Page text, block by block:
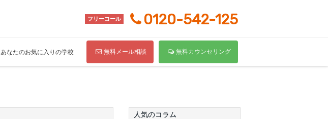
フリーコール 0120-542-125
あなたのお気に入りの学校 無料メール相談 無料カウンセリング
人気のコラム